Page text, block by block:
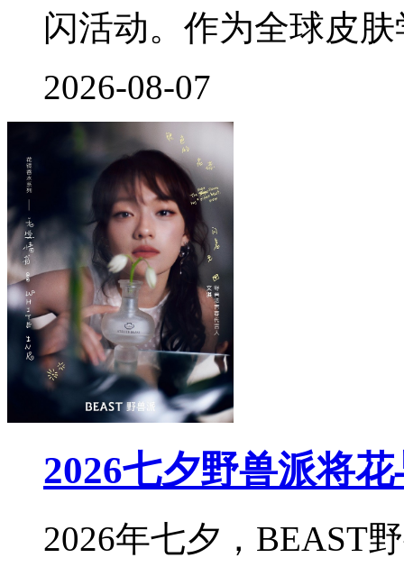
闪活动。作为全球皮
2026-08-07
2026七夕野兽派将
2026年七夕，BEAST